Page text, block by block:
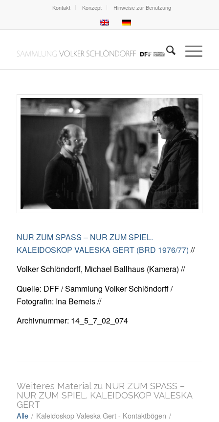
Kontakt Konzept Hinweise zur Benutzung
NUR ZUM SPASS – NUR ZUM SPIEL.
KALEIDOSKOP VALESKA GERT (BRD 1976/77) //
Volker Schlöndorff, Michael Ballhaus (Kamera) //
Quelle: DFF / Sammlung Volker Schlöndorff /
Fotografin: Ina Berneis //
Archivnummer: 14_5_7_02_074
Weiteres Material zu NUR ZUM SPASS –
NUR ZUM SPIEL. KALEIDOSKOP VALESKA
GERT
Alle / Kaleidoskop Valeska Gert - Kontaktbögen /